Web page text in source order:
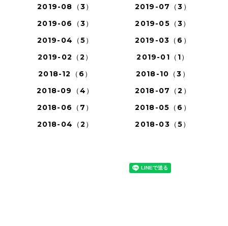
2019-08（3）
2019-07（3）
2019-06（3）
2019-05（3）
2019-04（5）
2019-03（6）
2019-02（2）
2019-01（1）
2018-12（6）
2018-10（3）
2018-09（4）
2018-07（2）
2018-06（7）
2018-05（6）
2018-04（2）
2018-03（5）